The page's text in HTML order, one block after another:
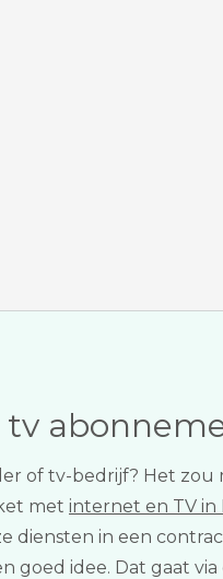
of tv-bedrijf? Het
met internet en TV in
diensten in een
goed idee. Dat gaat